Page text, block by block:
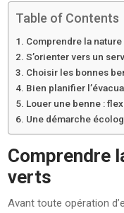
Table of Contents
Comprendre la
S’orienter vers un
Choisir les bonnes
Bien planifier
Louer une benne :
Une démarche
Comprendre
verts
Avant toute opération